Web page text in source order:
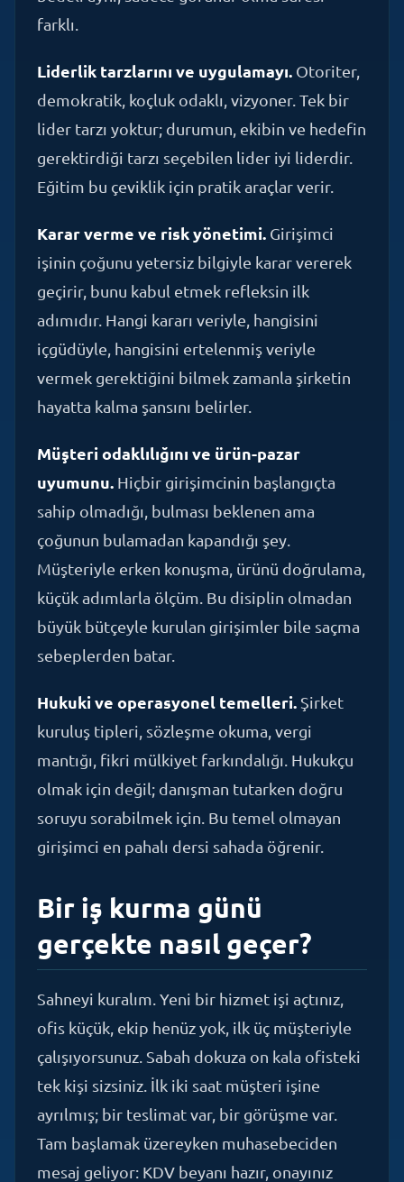
Liderlik tarzlarını ve uygulamayı.
demokratik, koçluk odaklı, vizyoner. Tek bir
lider tarzı yoktur; durumun, ekibin ve hedefin
gerektirdiği tarzı seçebilen lider iyi liderdir.
Eğitim bu çeviklik için pratik araçlar verir.
Karar verme ve risk yönetimi.Girişimci
işinin çoğunu yetersiz bilgiyle karar vererek
geçirir, bunu kabul etmek refleksin ilk
adımıdır. Hangi kararı veriyle, hangisini
içgüdüyle, hangisini ertelenmiş veriyle
vermek gerektiğini bilmek zamanla şirketin
hayatta kalma şansını belirler.
Müşteri odaklılığını ve ürün-pazar
uyumunu.
Hiçbir girişimcinin başlangıçta
sahip olmadığı, bulması beklenen ama
çoğunun bulamadan kapandığı şey.
Müşteriyle erken konuşma, ürünü doğrulama,
küçük adımlarla ölçüm. Bu disiplin olmadan
büyük bütçeyle kurulan girişimler bile saçma
sebeplerden batar.
Hukuki ve operasyonel temelleri.
kuruluş tipleri, sözleşme okuma, vergi
mantığı, fikri mülkiyet farkındalığı. Hukukçu
olmak için değil; danışman tutarken doğru
soruyu sorabilmek için. Bu temel olmayan
girişimci en pahalı dersi sahada öğrenir.
gerçekte nasıl geçer?
Sahneyi kuralım. Yeni bir hizmet işi açtınız,
ofis küçük, ekip henüz yok, ilk üç müşteriyle
çalışıyorsunuz. Sabah dokuza on kala ofisteki
tek kişi sizsiniz. İlk iki saat müşteri işine
ayrılmış; bir teslimat var, bir görüşme var.
Tam başlamak üzereyken muhasebeciden
mesaj geliyor: KDV beyanı hazır, onayınız
bekleniyor. Hızlıca bakıp onaylıyorsunuz. Saat